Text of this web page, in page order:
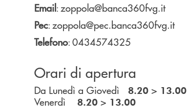
Email: zoppola@banca360fvg.it
Pec: zoppola@pec.banca360fvg.it
Telefono: 0434574325
Orari di apertura
Da Lunedì a Giovedì 8.20 > 13.00
Venerdì 8.20 > 13.00